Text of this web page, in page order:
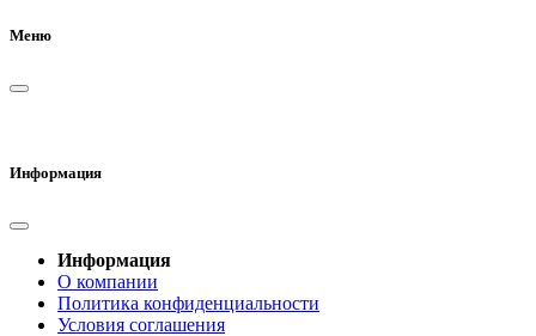
Меню
Информация
Информация
О компании
Политика конфиденциальности
Условия соглашения